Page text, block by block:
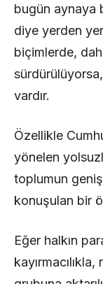
bugün aynaya
diye yerden
biçimlerde,
vardır.
Özellikle
yönelen
toplumun
konuşulan bir
Eğer halkın